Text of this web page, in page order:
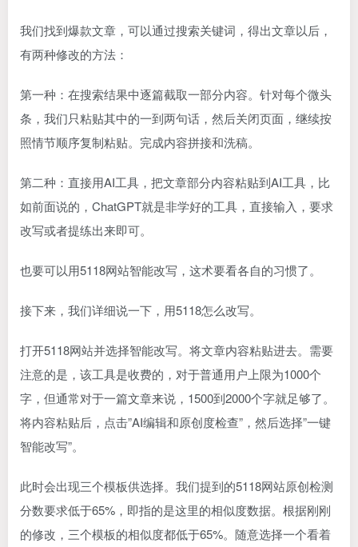
我们找到爆款文章，可以通过搜索关键词，得出文章以后，
有两种修改的方法：
第一种：在搜索结果中逐篇截取一部分内容。针对每个微头
条，我们只粘贴其中的一到两句话，然后关闭页面，继续按
照情节顺序复制粘贴。完成内容拼接和洗稿。
第二种：直接用AI工具，把文章部分内容粘贴到AI工具，比
如前面说的，ChatGPT就是非学好的工具，直接输入，要求
改写或者提练出来即可。
也要可以用5118网站智能改写，这术要看各自的习惯了。
接下来，我们详细说一下，用5118怎么改写。
打开5118网站并选择智能改写。将文章内容粘贴进去。需要
注意的是，该工具是收费的，对于普通用户上限为1000个
字，但通常对于一篇文章来说，1500到2000个字就足够了。
将内容粘贴后，点击”AI编辑和原创度检查”，然后选择”一键
智能改写”。
此时会出现三个模板供选择。我们提到的5118网站原创检测
分数要求低于65%，即指的是这里的相似度数据。根据刚刚
的修改，三个模板的相似度都低于65%。随意选择一个看着